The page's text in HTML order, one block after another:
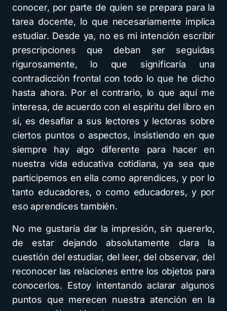
conocer, por parte de quien se prepara para la
tarea docente, lo que necesariamente implica
estudiar. Desde ya, no es mi intención escribir
prescripciones que deban ser seguidas
rigurosamente, lo que significaría una
contradicción frontal con todo lo que he dicho
hasta ahora. Por el contrario, lo que aquí me
interesa, de acuerdo con el espíritu del libro en
sí, es desafiar a sus lectores y lectoras sobre
ciertos puntos o aspectos, insistiendo en que
siempre hay algo diferente para hacer en
nuestra vida educativa cotidiana, ya sea que
participemos en ella como aprendices, y por lo
tanto educadores, o como educadores, y por
eso aprendices también.
No me gustaría dar la impresión, sin quererlo,
de estar dejando absolutamente clara la
cuestión del estudiar, del leer, del observar, del
reconocer las relaciones entre los objetos para
conocerlos. Estoy intentando aclarar algunos
puntos que merecen nuestra atención en la